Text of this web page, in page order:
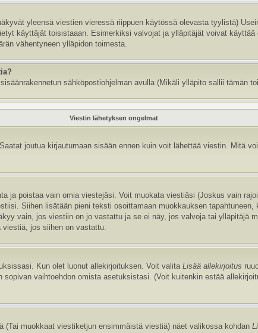
yleensä viestien vieressä riippuen käytössä olevasta tyylistä)
käyttäjät toisistaaan. Esimerkiksi valvojat ja ylläpitäjät voivat
vähentyneen ylläpidon toimesta.
sähköpostiohjelman avulla (Mikäli ylläpito sallii tämän
Viestin lähetyksen ongelmat
joutua kirjautumaan sisään ennen kuin voit lähettää viestin. Mitä
ja poistaa vain omia viestejäsi. Voit muokata viestiäsi (Joskus vain
Siihen lisätään pieni teksti osoittamaan muokkauksen
vain, jos viestiin on jo vastattu ja se ei näy, jos valvoja tai ylläpitäjä
jos siihen on vastattu.
Kun olet luonut allekirjoituksen. Voit valitaLisää allekirjoitus
vaihtoehdon omista asetuksistasi. (Voit kuitenkin estää
(Tai muokkaat viestiketjun ensimmäistä viestiä) näet valikossa kohdan